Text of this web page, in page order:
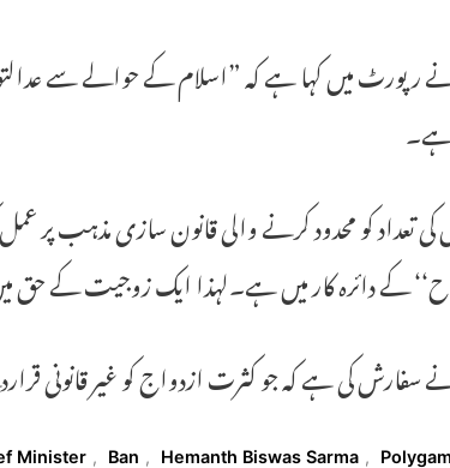
رپورٹ میں کہا ہے کہ ”اسلام کے حوالے سے
کی تعداد کو محدود کرنے والی قانون سازی مذہب پر
کے دائرہ کار میں ہے۔لہذا ایک زوجیت کے حق میں قوانین ارٹیکل 25کی
سفارش کی ہے کہ جو کثرت ازدواج کو غیر قانونی
Minister , Ban , Hemanth Biswas Sarma ,